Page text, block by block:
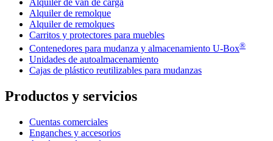
Alquiler de remolque
Alquiler de remolques
Carritos y protectores para muebles
Contenedores para mudanza y almacenamiento U-Box®
Unidades de autoalmacenamiento
Cajas de plástico reutilizables para mudanzas
Productos y servicios
Cuentas comerciales
Enganches y accesorios